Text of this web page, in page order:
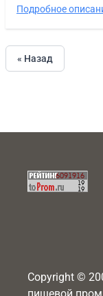
Подробное
« Назад
Copyright ©